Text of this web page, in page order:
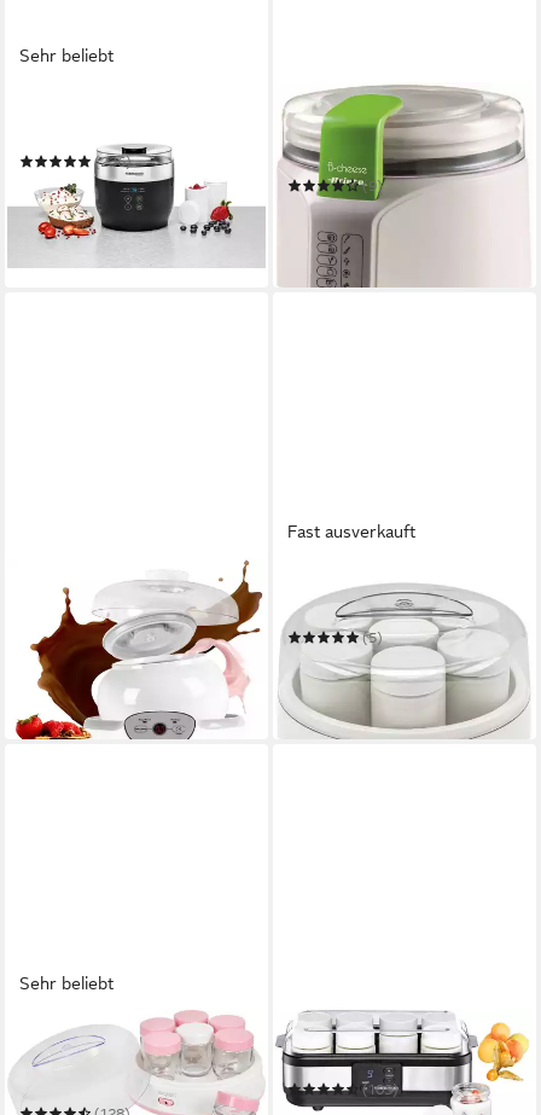
Sehr beliebt
(236)
ab 74,18 € UVP89,99 €
-18%
am nächsten Werktag bei dir
ARIETE
Joghurtbereiter B-cheese
615, 2 Portionsbehälter, je
400 ml
(9)
79,90 € UVP94,95 €
-16%
am nächsten Werktag bei dir
Joghurtbereiter
34,50 €
in 2-3 Werktagen bei dir
Fast ausverkauft
Joghurtbereiter JM 3344
(5)
ab 26,45 € 29,95 €
-12%
in 2-3 Werktagen bei dir
Sehr beliebt
EXQUISIT
Joghurtbereiter YM 3101
ROMMELSBACHER
Joghurtbereiter JG 40
(103)